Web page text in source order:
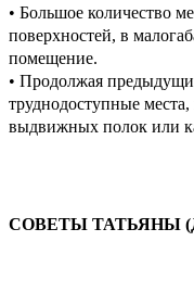
• Большое количество
поверхностей, в
помещение.
• Продолжая
труднодоступные
выдвижных полок или
СОВЕТЫ ТАТЬЯНЫ